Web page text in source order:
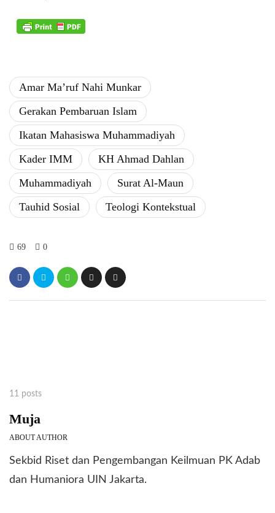
Amar Ma’ruf Nahi Munkar
​Gerakan Pembaruan Islam
Ikatan Mahasiswa Muhammadiyah
​Kader IMM
KH Ahmad Dahlan
Muhammadiyah
​Surat Al-Maun
​Tauhid Sosial
Teologi Kontekstual
69 0
11 posts
Muja
ABOUT AUTHOR
Sekbid Riset dan Pengembangan Keilmuan PK Adab
dan Humaniora UIN Jakarta.